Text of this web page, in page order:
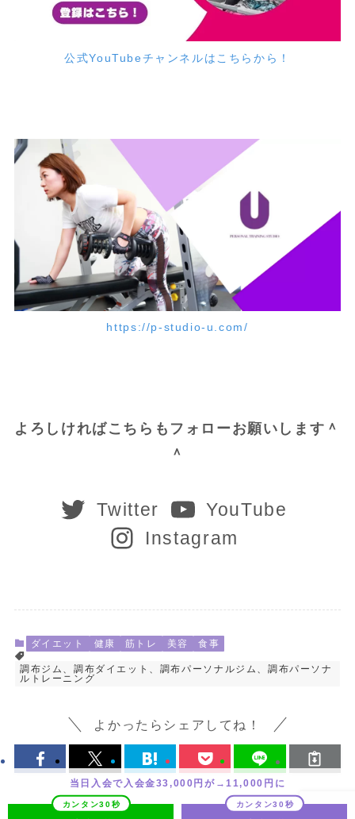
公式YouTubeチャンネルはこちらから！
https://p-studio-u.com/
よろしければこちらもフォローお願いします＾
＾
Twitter
YouTube
Instagram
ダイエット 健康 筋トレ 美容 食事
調布ジム、調布ダイエット、調布パーソナルジム、調布パーソナ
ルトレーニング
よかったらシェアしてね！
当日入会で入会金33,000円が→11,000円に